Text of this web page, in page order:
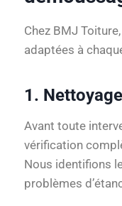
Chez BMJ
adaptées à
1.
Avant toute
vérification
Nous identifions
problèmes